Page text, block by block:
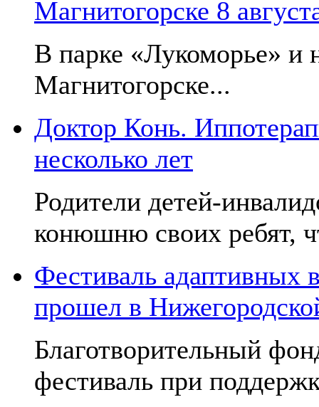
Магнитогорске 8
В парке «Лукоморье» и
Магнитогорске...
Доктор Конь.
несколько лет
Родители детей-
конюшню своих ребят,
Фестиваль адаптивных
прошел в
Благотворительный
фестиваль при